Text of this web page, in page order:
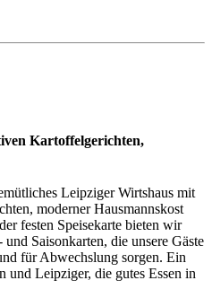
Kartoffelgerichten,
Leipziger Wirtshaus mit
moderner Hausmannskost
festen Speisekarte bieten wir
Saisonkarten, die unsere Gäste
für Abwechslung sorgen. Ein
und Leipziger, die gutes Essen in